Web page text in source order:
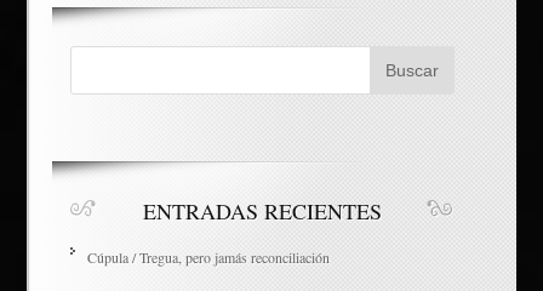
ENTRADAS RECIENTES
Cúpula / Tregua, pero jamás reconciliación